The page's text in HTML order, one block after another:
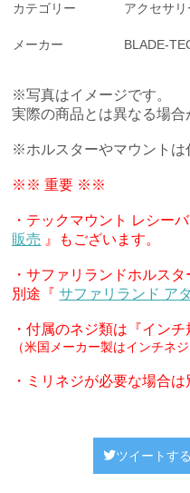
カテゴリー アクセサリ
メーカー BLADE-
※写真はイメージです。
実際の商品とは異なる場合
※ホルスターやマウントは
※※ 重要 ※※
・テックマウント レシー
販売 』もございます。
・サファリランドホルスタ
別途『サファリランド ア
・付属のネジ類は『インチ
（米国メーカー製はインチネ
・ミリネジが必要な場合
ツイートする